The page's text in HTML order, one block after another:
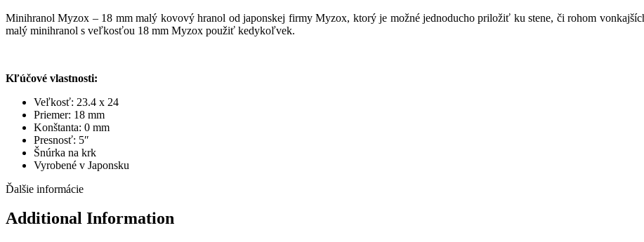
Minihranol Myzox – 18 mm malý kovový hranol od japonskej firmy Myzox, ktorý je možné jednoducho priložiť ku stene, či rohom
malý minihranol s veľkosťou 18 mm Myzox použiť kedykoľvek.
Kľúčové vlastnosti:
Veľkosť: 23.4 x 24
Priemer: 18 mm
Konštanta: 0 mm
Presnosť: 5″
Šnúrka na krk
Vyrobené v Japonsku
Ďalšie informácie
Additional Information